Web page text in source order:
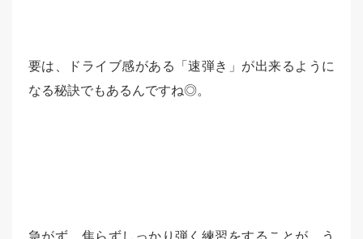
要は、ドライブ感がある「速弾き」が出来るように
なる秘訣でもあるんですね◎。